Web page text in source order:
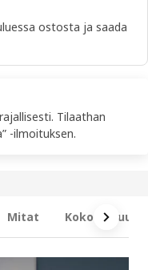
ostosta ja saada
Tilaathan
-ilmoituksen.
Mitat Kokonaisuus